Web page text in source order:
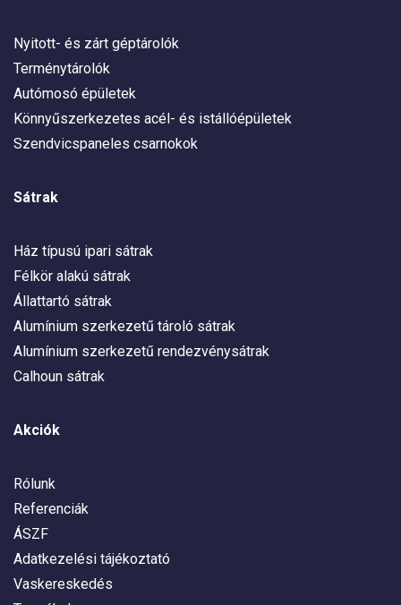
Nyitott- és zárt géptárolók
Terménytárolók
Autómosó épületek
Könnyűszerkezetes acél- és istállóépületek
Szendvicspaneles csarnokok
Sátrak
Ház típusú ipari sátrak
Félkör alakú sátrak
Állattartó sátrak
Alumínium szerkezetű tároló sátrak
Alumínium szerkezetű rendezvénysátrak
Calhoun sátrak
Akciók
Rólunk
Referenciák
ÁSZF
Adatkezelési tájékoztató
Vaskereskedés